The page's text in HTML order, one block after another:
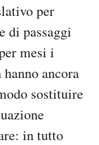
per
di passaggi
mesi i
ancora
sostituire
in tutto